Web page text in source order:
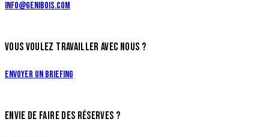
info@genibois.com
VOUS VOULEZ TRAVAILLER AVEC NOUS ?
Envoyer un briefing
ENVIE DE FAIRE DES RÉSERVES ?